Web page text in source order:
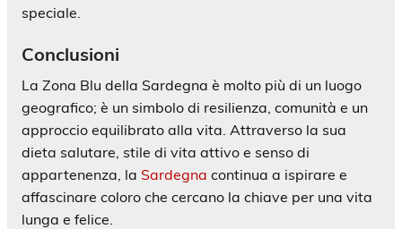
speciale.
Conclusioni
La Zona Blu della Sardegna è molto più di un luogo
geografico; è un simbolo di resilienza, comunità e un
approccio equilibrato alla vita. Attraverso la sua
dieta salutare, stile di vita attivo e senso di
appartenenza, la Sardegna continua a ispirare e
affascinare coloro che cercano la chiave per una vita
lunga e felice.